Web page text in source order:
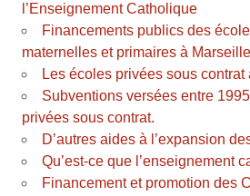
l’Enseignement Catholique
Financements publics des
maternelles et primaires à Marseille
Les écoles privées sous contrat
Subventions versées entre
privées sous contrat.
D’autres aides à l’expansion
Qu’est-ce que l’enseignement
Financement et promotion des